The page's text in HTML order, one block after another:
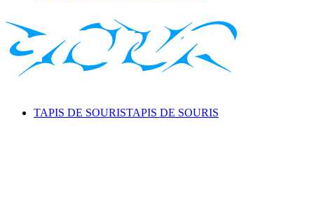
TAPIS DE SOURISTAPIS DE SOURIS